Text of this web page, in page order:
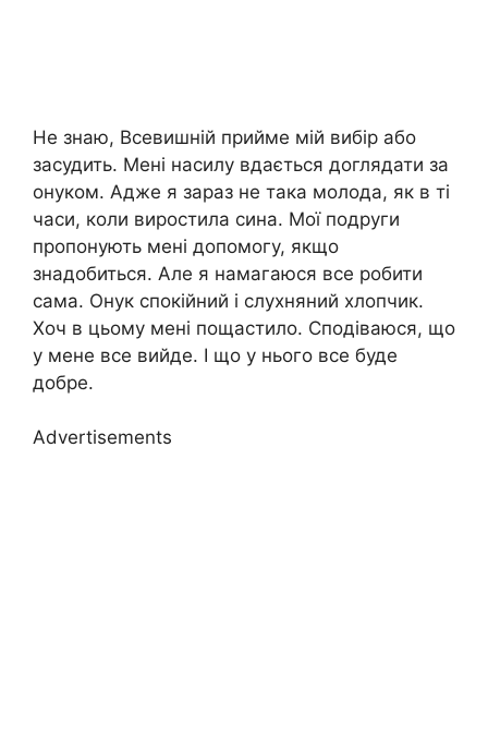
Не знаю, Всевишній прийме мій вибір або
засудить. Мені насилу вдається доглядати за
онуком. Адже я зараз не така молода, як в ті
часи, коли виростила сина. Мої подруги
пропонують мені допомогу, якщо
знадобиться. Але я намагаюся все робити
сама. Онук спокійний і слухняний хлопчик.
Хоч в цьому мені пощастило. Сподіваюся, що
у мене все вийде. І що у нього все буде
добре.
Advertisements